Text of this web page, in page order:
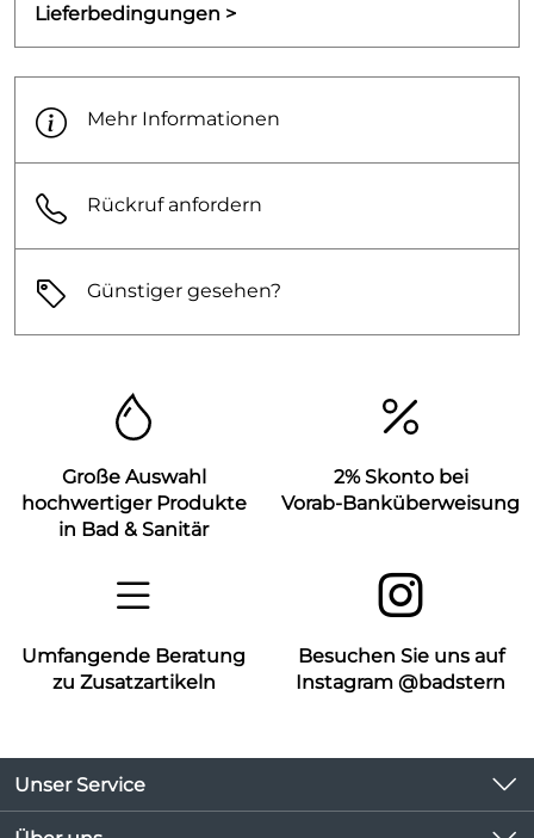
Lieferbedingungen >
Mehr Informationen
Rückruf anfordern
Günstiger gesehen?
Große Auswahl
hochwertiger Produkte
in Bad & Sanitär
2% Skonto bei
Vorab-Banküberweisung
Umfangende Beratung
zu Zusatzartikeln
Besuchen Sie uns auf
Instagram @badstern
Unser Service
Kontakt